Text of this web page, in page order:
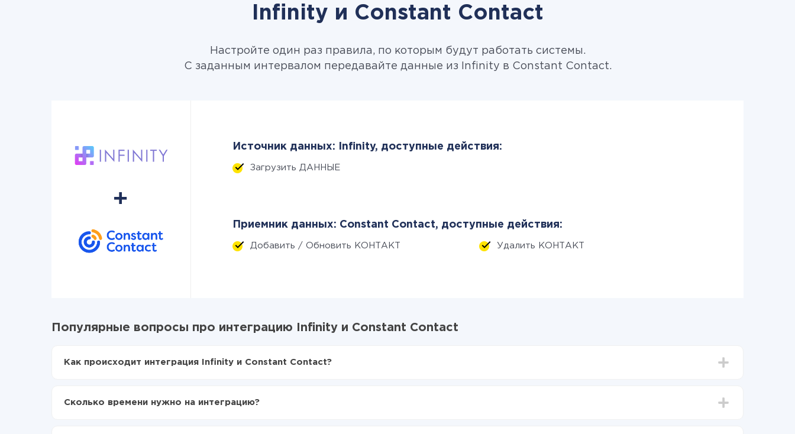
Infinity и Constant Contact
Настройте один раз правила, по которым будут работать системы.
С заданным интервалом передавайте данные из Infinity в Constant Contact.
Источник данных: Infinity, доступные действия:
Загрузить ДАННЫЕ
Приемник данных: Constant Contact, доступные действия:
Добавить / Обновить КОНТАКТ Удалить КОНТАКТ
Популярные вопросы про интеграцию Infinity и Constant Contact
Как происходит интеграция Infinity и Constant Contact?
Включаете автообновление
Сколько времени нужно на интеграцию?